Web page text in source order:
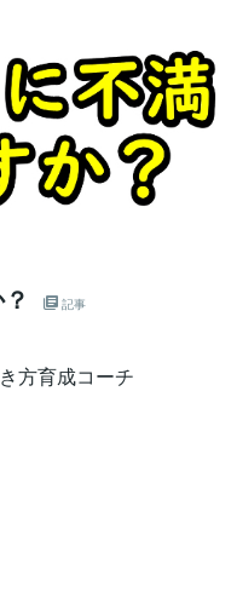
記事
方育成コーチ